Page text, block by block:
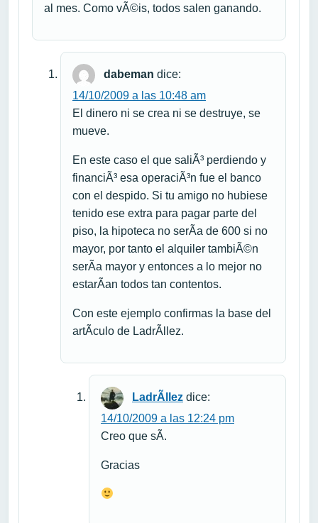
al mes. Como vÃ©is, todos salen ganando.
dabeman dice:
14/10/2009 a las 10:48 am
El dinero ni se crea ni se destruye, se
mueve.
En este caso el que saliÃ³ perdiendo y
financiÃ³ esa operaciÃ³n fue el banco
con el despido. Si tu amigo no hubiese
tenido ese extra para pagar parte del
piso, la hipoteca no serÃ­a de 600 si no
mayor, por tanto el alquiler tambiÃ©n
serÃ­a mayor y entonces a lo mejor no
estarÃ­an todos tan contentos.
Con este ejemplo confirmas la base del
artÃ­culo de LadrÃ­llez.
LadrÃ­llez dice:
14/10/2009 a las 12:24 pm
Creo que sÃ­.
Gracias